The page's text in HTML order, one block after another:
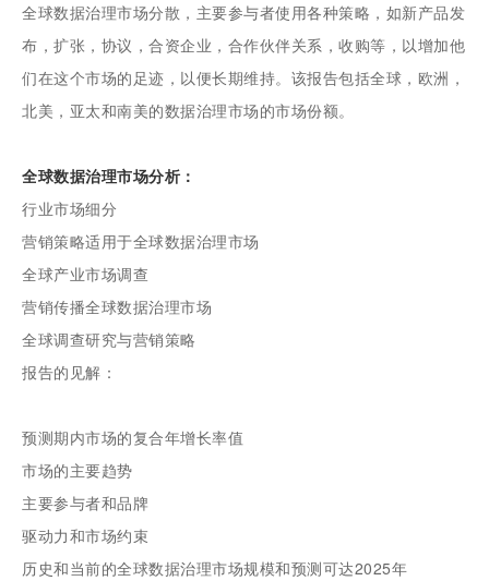
全球数据治理市场分散，主要参与者使用各种策略，如新产品发
布，扩张，协议，合资企业，合作伙伴关系，收购等，以增加他
们在这个市场的足迹，以便长期维持。该报告包括全球，欧洲，
北美，亚太和南美的数据治理市场的市场份额。
全球数据治理市场分析：
行业市场细分
营销策略适用于全球数据治理市场
全球产业市场调查
营销传播全球数据治理市场
全球调查研究与营销策略
报告的见解：
预测期内市场的复合年增长率值
市场的主要趋势
主要参与者和品牌
驱动力和市场约束
历史和当前的全球数据治理市场规模和预测可达2025年